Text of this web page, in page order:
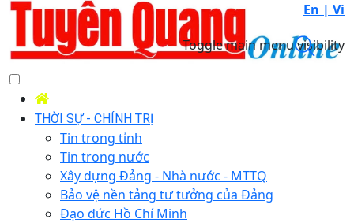
En | Vi
Toggle main menu visibility
THỜI SỰ - CHÍNH TRỊ
Tin trong tỉnh
Tin trong nước
Xây dựng Đảng - Nhà nước - MTTQ
Bảo vệ nền tảng tư tưởng của Đảng
Đạo đức Hồ Chí Minh